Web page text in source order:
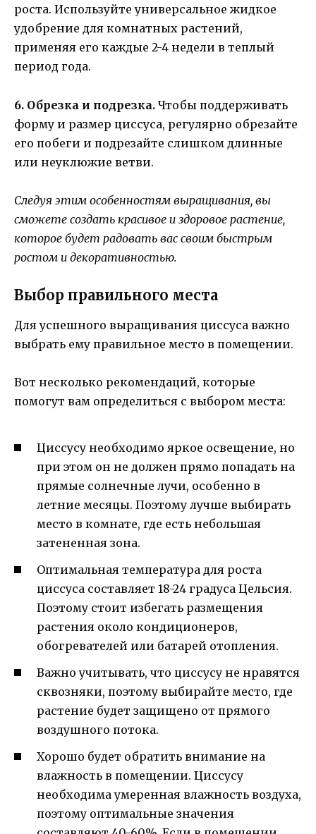
роста. Используйте универсальное жидкое
удобрение для комнатных растений,
применяя его каждые 2-4 недели в теплый
период года.
6. Обрезка и подрезка. Чтобы поддерживать
форму и размер циссуса, регулярно обрезайте
его побеги и подрезайте слишком длинные
или неуклюжие ветви.
Следуя этим особенностям выращивания, вы
сможете создать красивое и здоровое растение,
которое будет радовать вас своим быстрым
ростом и декоративностью.
Выбор правильного места
Для успешного выращивания циссуса важно
выбрать ему правильное место в помещении.
Вот несколько рекомендаций, которые
помогут вам определиться с выбором места:
Циссусу необходимо яркое освещение, но
при этом он не должен прямо попадать на
прямые солнечные лучи, особенно в
летние месяцы. Поэтому лучше выбирать
место в комнате, где есть небольшая
затененная зона.
Оптимальная температура для роста
циссуса составляет 18-24 градуса Цельсия.
Поэтому стоит избегать размещения
растения около кондиционеров,
обогревателей или батарей отопления.
Важно учитывать, что циссусу не нравятся
сквозняки, поэтому выбирайте место, где
растение будет защищено от прямого
воздушного потока.
Хорошо будет обратить внимание на
влажность в помещении. Циссусу
необходима умеренная влажность воздуха,
поэтому оптимальные значения